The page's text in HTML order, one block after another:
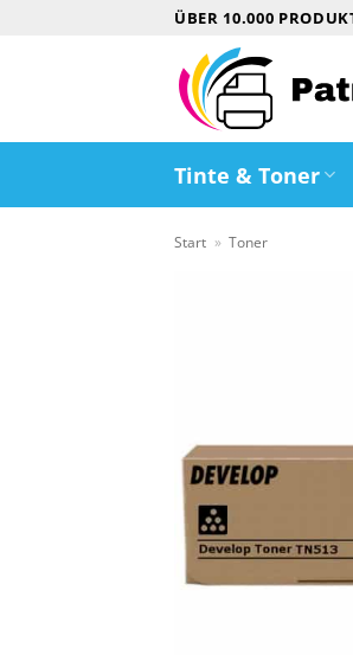
ÜBER 10.000
Tinte & Toner
Start » Toner